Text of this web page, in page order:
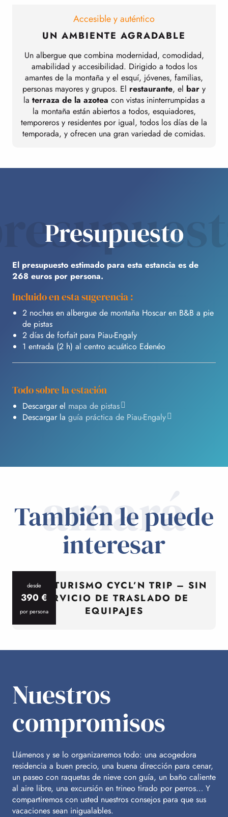
Accesible y auténtico
UN AMBIENTE AGRADABLE
Un albergue que combina modernidad, comodidad,
amabilidad y accesibilidad. Dirigido a todos los
amantes de la montaña y el esquí, jóvenes, familias,
personas mayores y grupos. El restaurante, el bar y
la terraza de la azotea con vistas ininterrumpidas a
la montaña están abiertos a todos, esquiadores,
temporeros y residentes por igual, todos los días de la
temporada, y ofrecen una gran variedad de comidas.
Presupuesto
El presupuesto estimado para esta estancia es de
268 euros por persona.
Incluido en esta sugerencia :
2 noches en albergue de montaña Hoscar en B&B a pie
de pistas
2 días de forfait para Piau-Engaly
1 entrada (2 h) al centro acuático Edenéo
Todo sobre la estación
Descargar el mapa de pistas
Descargar la guía práctica de Piau-Engaly
amará
También le puede
interesar
desde
390€
por persona
CICLOTURISMO CYCL’N TRIP – SIN
SERVICIO DE TRASLADO DE
EQUIPAJES
Nuestros
compromisos
Llámenos y se lo organizaremos todo: una acogedora
residencia a buen precio, una buena dirección para cenar,
un paseo con raquetas de nieve con guía, un baño caliente
al aire libre, una excursión en trineo tirado por perros… Y
compartiremos con usted nuestros consejos para que sus
vacaciones sean inigualables.